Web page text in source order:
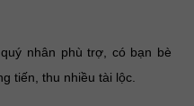
nhân phù trợ, có bạn bè
tiến, thu nhiều tài lộc.